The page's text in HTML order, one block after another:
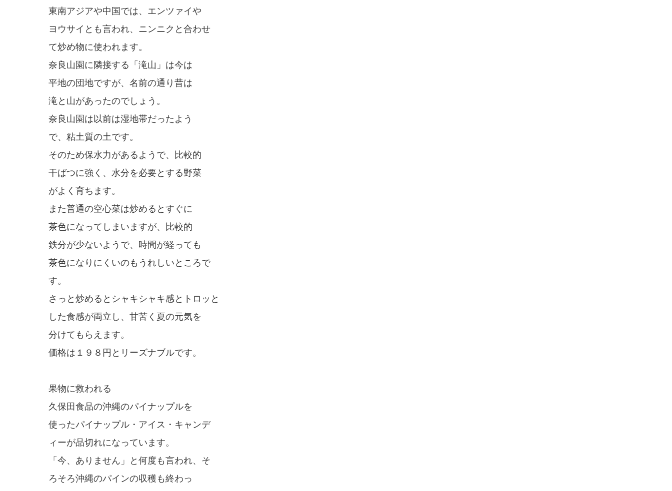
東南アジアや中国では、エンツァイや
ヨウサイとも言われ、ニンニクと合わせ
て炒め物に使われます。
奈良山園に隣接する「滝山」は今は
平地の団地ですが、名前の通り昔は
滝と山があったのでしょう。
奈良山園は以前は湿地帯だったよう
で、粘土質の土です。
そのため保水力があるようで、比較的
干ばつに強く、水分を必要とする野菜
がよく育ちます。
また普通の空心菜は炒めるとすぐに
茶色になってしまいますが、比較的
鉄分が少ないようで、時間が経っても
茶色になりにくいのもうれしいところで
す。
さっと炒めるとシャキシャキ感とトロッと
した食感が両立し、甘苦く夏の元気を
分けてもらえます。
価格は１９８円とリーズナブルです。
果物に救われる
久保田食品の沖縄のパイナップルを
使ったパイナップル・アイス・キャンデ
ィーが品切れになっています。
「今、ありません」と何度も言われ、そ
ろそろ沖縄のパインの収穫も終わっ